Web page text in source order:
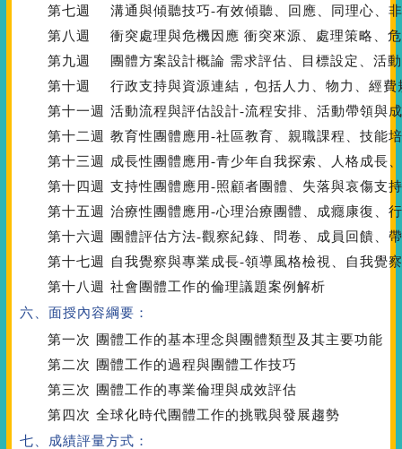
第七週
溝通與傾聽技巧-有效傾聽、回應、同理心、
第八週
衝突處理與危機因應 衝突來源、處理策略、
第九週
團體方案設計概論 需求評估、目標設定、活
第十週
行政支持與資源連結，包括人力、物力、經
第十一週
活動流程與評估設計-流程安排、活動帶領與
第十二週
教育性團體應用-社區教育、親職課程、技能
第十三週
成長性團體應用-青少年自我探索、人格成長
第十四週
支持性團體應用-照顧者團體、失落與哀傷支
第十五週
治療性團體應用-心理治療團體、成癮康復、
第十六週
團體評估方法-觀察紀錄、問卷、成員回饋、
第十七週
自我覺察與專業成長-領導風格檢視、自我覺
第十八週
社會團體工作的倫理議題案例解析
六、面授內容綱要：
第一次
團體工作的基本理念與團體類型及其主要功能
第二次
團體工作的過程與團體工作技巧
第三次
團體工作的專業倫理與成效評估
第四次 全球化時代團體工作的挑戰與發展趨勢
七、成績評量方式：